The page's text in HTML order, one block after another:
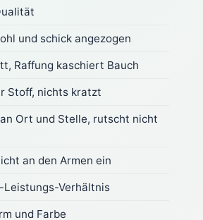
und schick angezogen
Raffung kaschiert Bauch
Stoff, nichts kratzt
Ort und Stelle, rutscht nicht
an den Armen ein
Leistungs-Verhältnis
und Farbe